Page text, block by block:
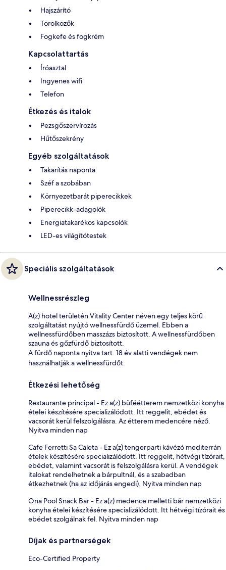
Hajszárító
Törölközők
Fogkefe és fogkrém
Kapcsolattartás
Íróasztal
Ingyenes wifi
Telefon
Étkezés és italok
Pezsgőszervírozás
Hűtőszekrény
Egyéb szolgáltatások
Takarítás naponta
Széf a szobában
Környezetbarát piperecikkek
Piperecikk-adagolók
Energiatakarékos kapcsolók
LED-es világítótestek
Speciális szolgáltatások
Wellnessrészleg
A(z) hotel területén Vitality Center néven egy teljes körű
szolgáltatást nyújtó wellnessfürdő üzemel. Ebben a
wellnessfürdőben masszázs biztosított. A wellnessfürdőben
szauna és gőzfürdő biztosított.
A fürdő naponta nyitva tart. 18 év alatti vendégek nem
használhatják a wellnessfürdőt.
Étkezési lehetőség
Restaurante principal - Ez a(z) büféétterem nemzetközi konyha
ételei készítésére specializálódott. Itt reggelit, ebédet és
vacsorát kerül felszolgálásra. Az étterem medencére néző.
Nyitva minden nap
Cafe Ferretti Sa Caleta - Ez a(z) tengerparti kávézó mediterrán
ételek készítésére specializálódott. Itt reggelit, hétvégi tízórait,
ebédet, valamint vacsorát is felszolgálásra kerül. A vendégek
italokat rendelhetnek a bárpultnál, és a szabadban
étkezhetnek (ha az időjárás engedi). Nyitva minden nap
Ona Pool Snack Bar - Ez a(z) medence melletti bár nemzetközi
konyha ételei készítésére specializálódott. Itt hétvégi tízórait és
ebédet szolgálnak fel. Nyitva minden nap
Díjak és partnerségek
Eco-Certified Property